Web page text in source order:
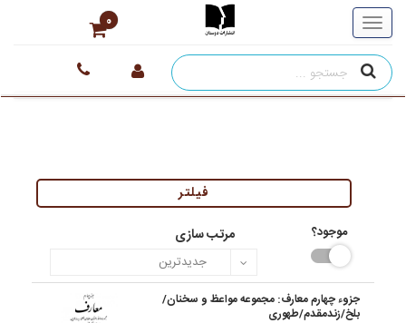
0
فیلتر
موجود؟ مرتب سازی
جزوء چهارم معارف: مجموعه مواعظ و سخنان/
بلخ/زند‌مقدم/طهوری